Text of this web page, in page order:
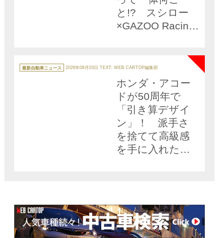
と!? スシロー
×GAZOO Racing
が激熱すぎる!!
カ
テ
ゴ
最新自動車ニュース 2026年08月03日 TEXT: WEB CARTOP編集部
ホンダ・アコー
ドが50周年で
「引き算デザイ
ン」！ 派手さ
を捨てて高級感
を手に入れた一